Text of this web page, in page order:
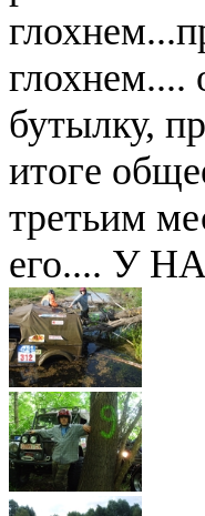
глохнем....
бутылку,
итоге
третьим
его.... У